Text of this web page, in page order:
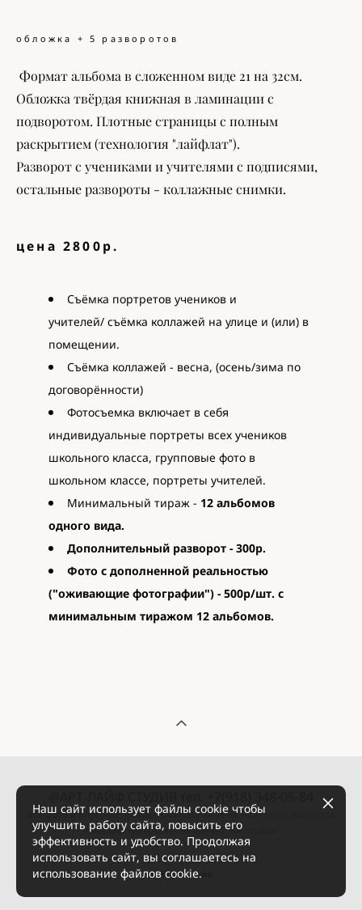
обложка + 5 разворотов
Формат альбома в сложенном виде 21 на 32см.
Обложка твёрдая книжная в ламинации с
подворотом. Плотные страницы с полным
раскрытием (технология "лайфлат").
Разворот с учениками и учителями с подписями,
остальные развороты - коллажные снимки.
цена 2800р.
Съёмка портретов учеников и
учителей/ съёмка коллажей на улице и (или) в
помещении.
Съёмка коллажей - весна, (осень/зима по
договорённости)
Фотосъемка включает в себя
индивидуальные портреты всех учеников
школьного класса, групповые фото в
школьном классе, портреты учителей.
Минимальный тираж - 12 альбомов
одного вида.
Дополнительный разворот - 300р.
Фото с дополненной реальностью
("оживающие фотографии") - 500р/шт. с
минимальным тиражом 12 альбомов.
Все фото и видеоматериалы, размещенные на этом сайте являются
интеллектуальной собственностью студии
сайт от vigbo
Наш сайт использует файлы cookie чтобы
улучшить работу сайта, повысить его
эффективность и удобство. Продолжая
использовать сайт, вы соглашаетесь на
использование файлов cookie.